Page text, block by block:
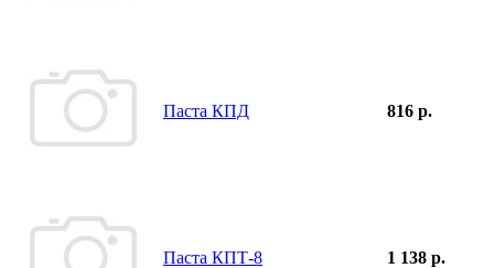
Паста КПД 816 р.
Паста КПТ-8 1 138 р.